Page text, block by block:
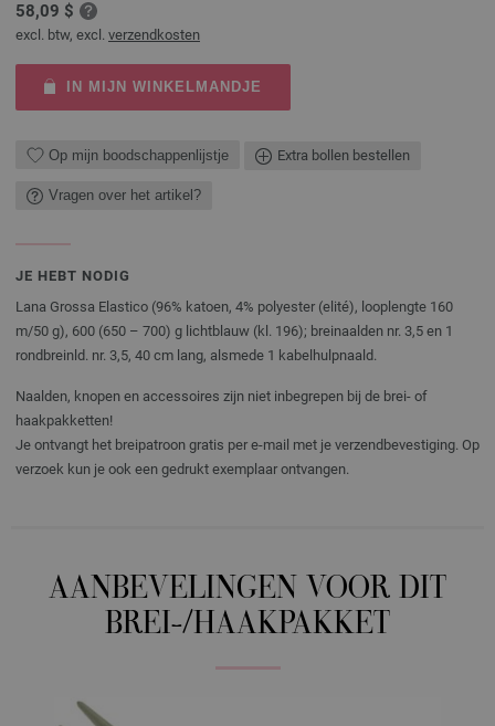
58,09 $
excl. btw, excl. verzendkosten
IN MIJN WINKELMANDJE
Op mijn boodschappenlijstje Extra bollen bestellen
Vragen over het artikel?
JE HEBT NODIG
Lana Grossa Elastico (96% katoen, 4% polyester (elité), looplengte 160
m/50 g), 600 (650 – 700) g lichtblauw (kl. 196); breinaalden nr. 3,5 en 1
rondbreinld. nr. 3,5, 40 cm lang, alsmede 1 kabelhulpnaald.
Naalden, knopen en accessoires zijn niet inbegrepen bij de brei- of
haakpakketten!
Je ontvangt het breipatroon gratis per e-mail met je verzendbevestiging. Op
verzoek kun je ook een gedrukt exemplaar ontvangen.
AANBEVELINGEN VOOR DIT
BREI-/HAAKPAKKET